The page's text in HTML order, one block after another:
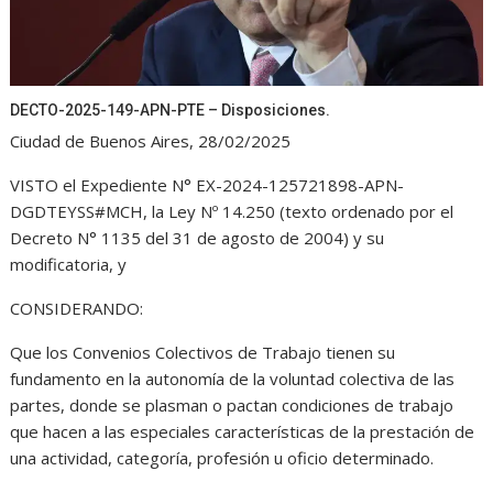
DECTO-2025-149-APN-PTE – Disposiciones.
Ciudad de Buenos Aires, 28/02/2025
VISTO el Expediente N° EX-2024-125721898-APN-
DGDTEYSS#MCH, la Ley Nº 14.250 (texto ordenado por el
Decreto N° 1135 del 31 de agosto de 2004) y su
modificatoria, y
CONSIDERANDO:
Que los Convenios Colectivos de Trabajo tienen su
fundamento en la autonomía de la voluntad colectiva de las
partes, donde se plasman o pactan condiciones de trabajo
que hacen a las especiales características de la prestación de
una actividad, categoría, profesión u oficio determinado.